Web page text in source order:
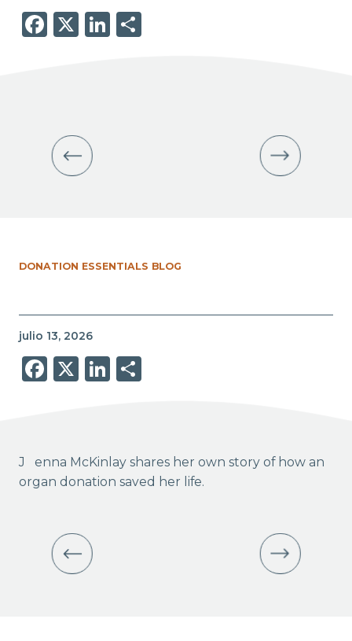
Facebook
X LinkedIn
Share
DONATION ESSENTIALS BLOG
julio 13, 2026
Facebook
X LinkedIn
Share
Jenna McKinlay shares her own story of how an
organ donation saved her life.